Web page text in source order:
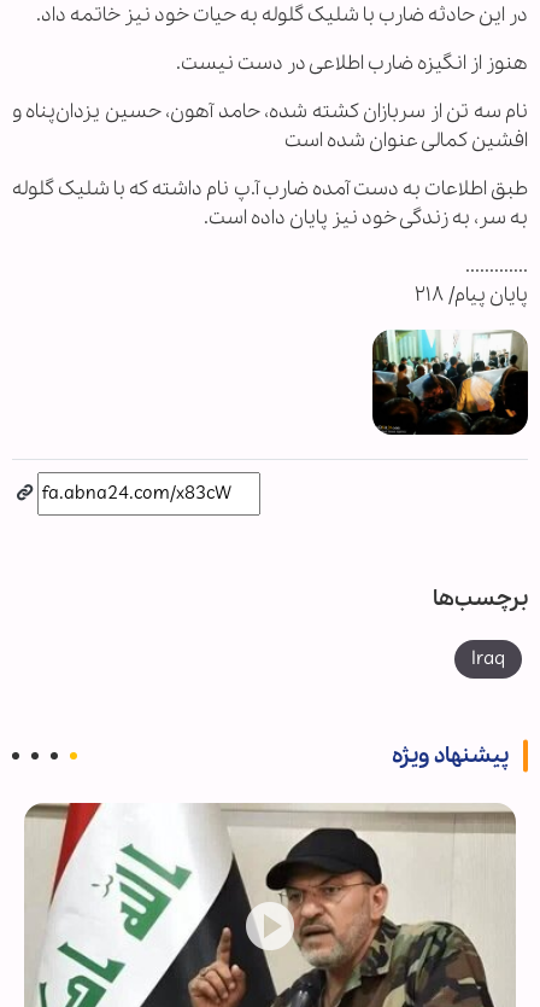
در این حادثه ضارب با شلیک گلوله به حیات خود نیز خاتمه داد.
هنوز از انگیزه ضارب اطلاعی در دست نیست.
نام سه تن از سربازان کشته شده، حامد آهون، حسین یزدان‌پناه و
افشین کمالی عنوان شده است
طبق اطلاعات به دست آمده ضارب آ.پ نام داشته که با شلیک گلوله
به سر، به زندگی خود نیز پایان داده است.
.............
پایان پیام/ ۲۱۸
برچسب‌ها
Iraq
پیشنهاد ویژه